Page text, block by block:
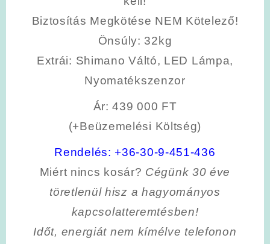
Biztosítás Megkötése NEM Kötelező!
Önsúly: 32kg
Extrái: Shimano Váltó, LED Lámpa,
Nyomatékszenzor
Ár: 439 000 FT
(+Beüzemelési Költség)
Rendelés: +36-30-9-451-436
Miért nincs kosár? Cégünk 30 éve
töretlenül hisz a hagyományos
kapcsolatteremtésben!
Időt, energiát nem kímélve telefonon